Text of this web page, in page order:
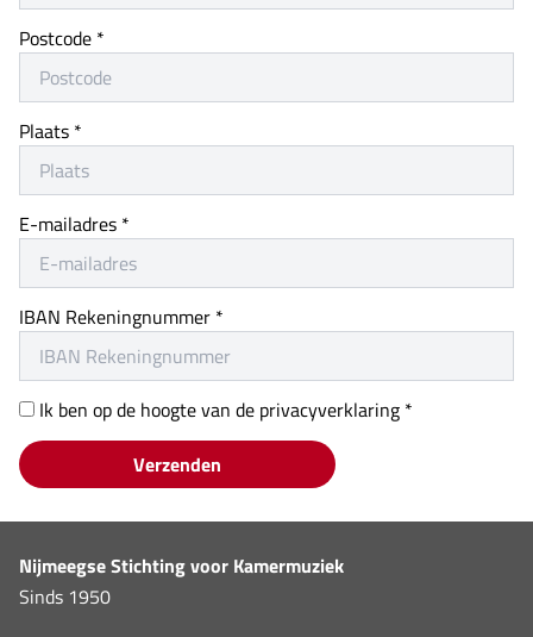
Postcode *
Plaats *
E-mailadres *
IBAN Rekeningnummer *
Ik ben op de hoogte van de privacyverklaring *
Verzenden
Nijmeegse Stichting voor Kamermuziek
Sinds 1950